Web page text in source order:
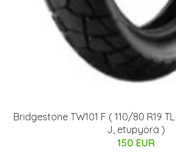
Bridgestone TW101 F ( 110/80 R19
J, etupyörä )
150 EUR